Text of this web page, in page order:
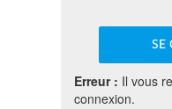
Erreur : Il vous
connexion.